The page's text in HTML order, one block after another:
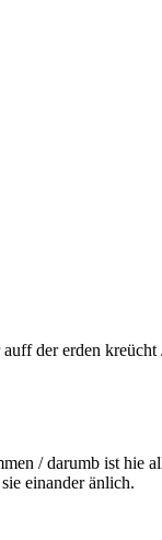
der erden
/ darumb ist hie
einander änlich.